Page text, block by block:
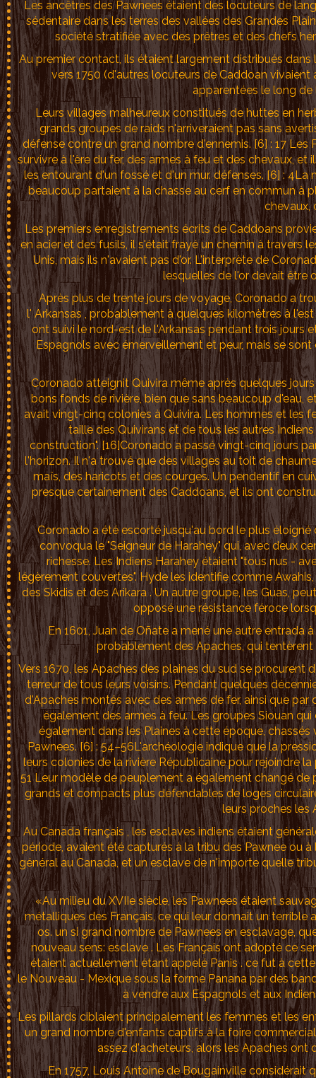
Les ancêtres des Pawnees étaient des locuteurs de
sédentaire dans les terres des vallées des Grandes
société stratifiée avec des prêtres et des chefs
Au premier contact, ils étaient largement distribués
vers 1750 (d'autres locuteurs de Caddoan
apparentées le long de
Leurs villages malheureux constitués de huttes en
grands groupes de raids n'arriveraient pas sans
défense contre un grand nombre d'ennemis. [6] : 17
survivre à l'ère du fer, des armes à feu et des chevaux,
les entourant d'un fossé et d'un mur. défenses. [6] :
beaucoup partaient à la chasse au cerf en commun à
chevaux,
Les premiers enregistrements écrits de Caddoans
en acier et des fusils, il s'était frayé un chemin à travers
Unis, mais ils n'avaient pas d'or. L'interprète de
lesquelles de l'or devait être
Après plus de trente jours de voyage, Coronado a
l' Arkansas , probablement à quelques kilomètres à
ont suivi le nord-est de l'Arkansas pendant trois jours
Espagnols avec émerveillement et peur, mais se
Coronado atteignit Quivira même après quelques
bons fonds de rivière, bien que sans beaucoup d'eau,
avait vingt-cinq colonies à Quivira. Les hommes et les
taille des Quivirans et de tous les autres
construction". [16]Coronado a passé vingt-cinq jours
l'horizon. Il n'a trouvé que des villages au toit de
maïs, des haricots et des courges. Un pendentif en
presque certainement des Caddoans, et ils ont
Coronado a été escorté jusqu'au bord le plus
convoqua le "Seigneur de Harahey" qui, avec deux
richesse. Les Indiens Harahey étaient "tous nus -
légèrement couvertes". Hyde les identifie comme
des Skidis et des Arikara . Un autre groupe, les Guas,
opposé une résistance féroce
En 1601, Juan de Oñate a mené une autre entrada
probablement des Apaches, qui tentèrent
Vers 1670, les Apaches des plaines du sud se
terreur de tous leurs voisins. Pendant quelques
d'Apaches montés avec des armes de fer, ainsi que
également des armes à feu. Les groupes Siouan
également dans les Plaines à cette époque,
Pawnees. [6] : 54–56L'archéologie indique que la
leurs colonies de la rivière Républicaine pour rejoindre
51 Leur modèle de peuplement a également changé
grands et compacts plus défendables de loges
leurs proches les
Au Canada français , les esclaves indiens étaient
période, avaient été capturés à la tribu des Pawnee ou
général au Canada, et un esclave de n'importe quelle
«Au milieu du XVIIe siècle, les Pawnees étaient
métalliques des Français, ce qui leur donnait un terrible
os. un si grand nombre de Pawnees en esclavage,
nouveau sens: esclave . Les Français ont adopté ce
étaient actuellement étant appelé Panis . ce fut à
le Nouveau - Mexique sous la forme Panana par des
à vendre aux Espagnols et aux
Les pillards ciblaient principalement les femmes et les
un grand nombre d'enfants captifs à la foire
assez d'acheteurs, alors les Apaches ont
En 1757, Louis Antoine de Bougainville considérait